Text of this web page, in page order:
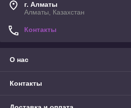
г. Алматы
Алматы, Казахстан
Контакты
О нас
Контакты